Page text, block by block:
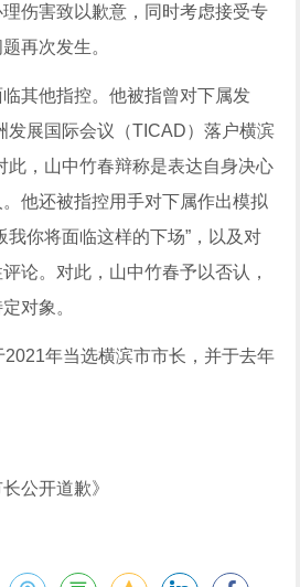
伤害致以歉意，同时考虑接受专
再次发生。
其他指控。他被指曾对下属发
发展国际会议（TICAD）落户横滨
此，山中竹春辩称是表达自身决心
他还被指控用手对下属作出模拟
我你将面临这样的下场”，以及对
论。对此，山中竹春予以否认，
对象。
年当选横滨市市长，并于去年
公开道歉》